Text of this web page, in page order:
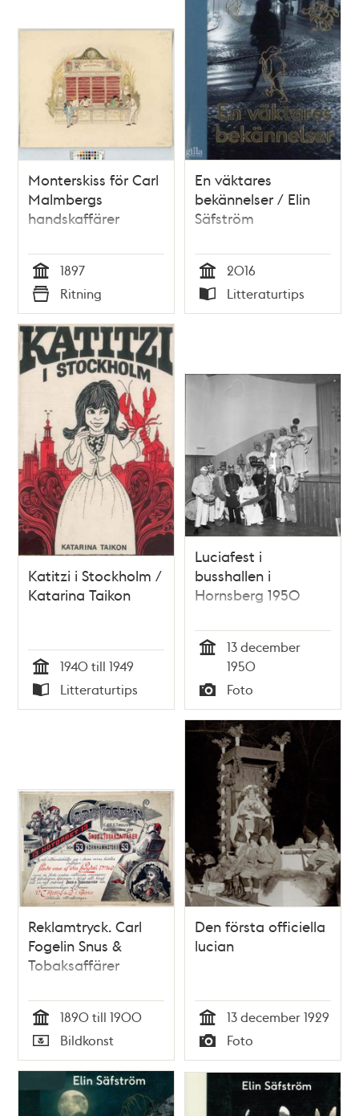
Monterskiss för Carl
Malmbergs
handskaffärer
Tid
1897
Typ
Ritning
En väktares
bekännelser / Elin
Säfström
Tid
2016
Typ
Litteraturtips
Katitzi i Stockholm /
Katarina Taikon
Tid
1940 till 1949
Typ
Litteraturtips
Luciafest i
busshallen i
Hornsberg 1950
13 december
1950
Typ
Foto
Reklamtryck. Carl
Fogelin Snus &
Tobaksaffärer
Tid
1890 till 1900
Typ
Bildkonst
Den första officiella
lucian
Tid
13 december 1929
Typ
Foto